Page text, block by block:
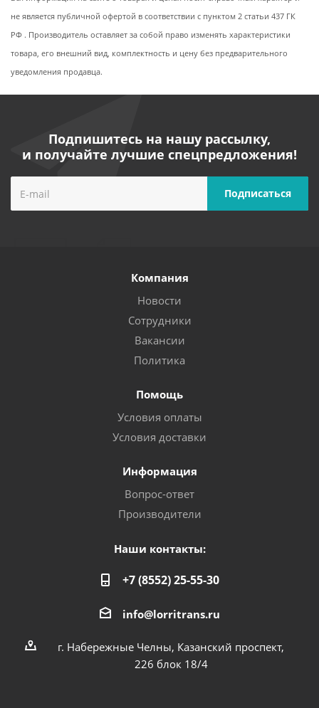
не является публичной офертой в соответствии с пунктом 2 статьи 437 ГК
РФ . Производитель оставляет за собой право изменять характеристики
товара, его внешний вид, комплектность и цену без предварительного
уведомления продавца.
Подпишитесь на нашу рассылку,
и получайте лучшие спецпредложения!
Компания
Новости
Сотрудники
Вакансии
Политика
Помощь
Условия оплаты
Условия доставки
Информация
Вопрос-ответ
Производители
Наши контакты:
+7 (8552) 25-55-30
info@lorritrans.ru
г. Набережные Челны, Казанский проспект,
226 блок 18/4